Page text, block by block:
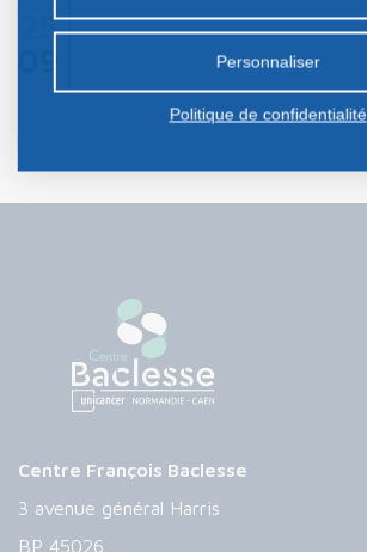
25
Centre François Baclesse
3 avenue général Harris
BP 45026
préalable.
Personnaliser
Politique de confidentialité